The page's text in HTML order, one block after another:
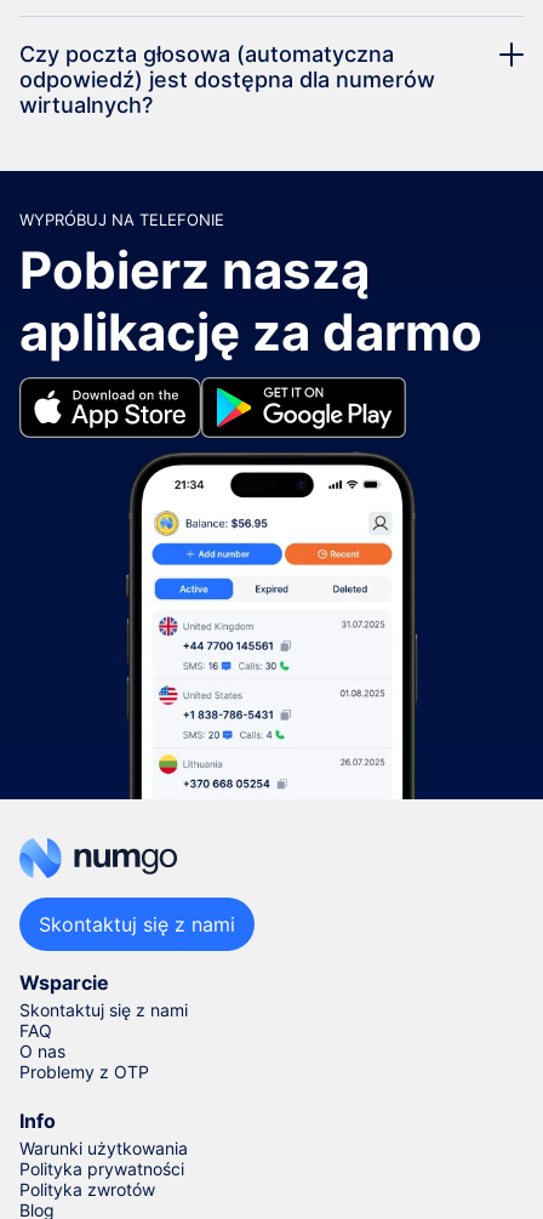
Czy poczta głosowa (automatyczna
odpowiedź) jest dostępna dla numerów
wirtualnych?
WYPRÓBUJ NA TELEFONIE
Pobierz naszą
aplikację za darmo
Wsparcie
Skontaktuj się z nami
FAQ
O nas
Problemy z OTP
Info
Warunki użytkowania
Polityka prywatności
Polityka zwrotów
Blog
Skontaktuj się z nami